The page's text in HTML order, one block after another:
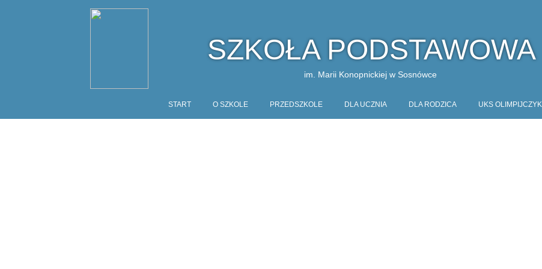
SZKOŁA PODSTAWOWA
im. Marii Konopnickiej w Sosnówce
START O SZKOLE PRZEDSZKOLE DLA UCZNIA DLA RODZICA UKS OLIMPIJCZYK